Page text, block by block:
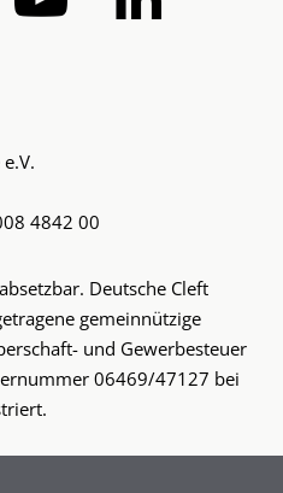
4842 00
Deutsche Cleft
gemeinnützige
und Gewerbesteuer
06469/47127 bei